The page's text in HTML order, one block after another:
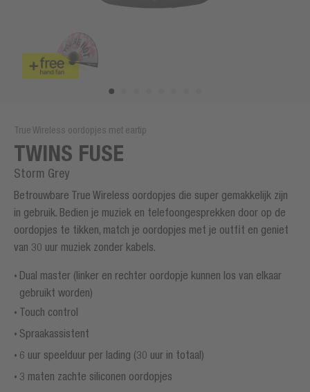
True Wireless oordopjes met eartip
TWINS FUSE
Storm Grey
Betrouwbare True Wireless oordopjes die super gemakkelijk zijn
in gebruik. Bedien je muziek en telefoongesprekken door op de
oordopjes te tikken, match je oordopjes met je outfit en geniet
van 30 uur muziek zonder kabels.
Dual master (linker en rechter oordopje kunnen los van elkaar
gebruikt worden)
Touch control
Spraakassistent
6 uur speelduur per lading (30 uur in totaal)
3 maten zachte siliconen oordopjes